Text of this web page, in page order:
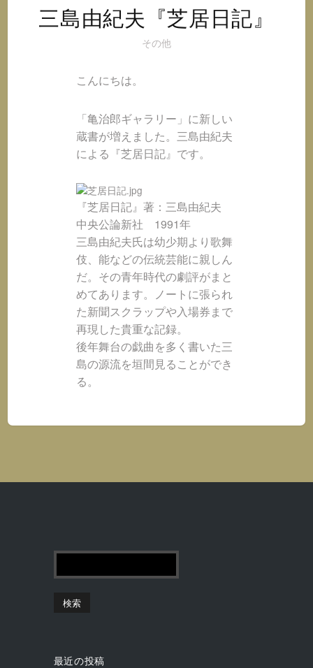
イ
ス
ム
三島由紀夫『芝居日記』
その他
こんにちは。
「亀治郎ギャラリー」に新しい
蔵書が増えました。三島由紀夫
による『芝居日記』です。
『芝居日記』著：三島由紀夫
中央公論新社 1991年
三島由紀夫氏は幼少期より歌舞
伎、能などの伝統芸能に親しん
だ。その青年時代の劇評がまと
めてあります。ノートに張られ
た新聞スクラップや入場券まで
再現した貴重な記録。
後年舞台の戯曲を多く書いた三
島の源流を垣間見ることができ
る。
最近の投稿